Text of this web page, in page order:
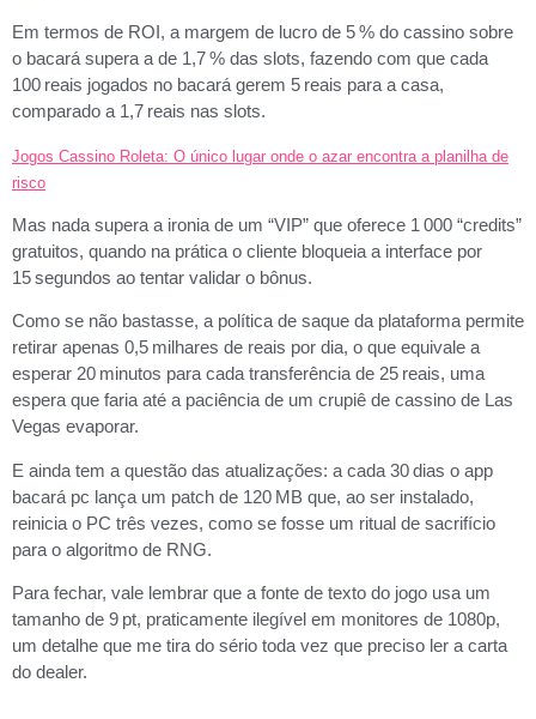
Em termos de ROI, a margem de lucro de 5 % do cassino sobre
o bacará supera a de 1,7 % das slots, fazendo com que cada
100 reais jogados no bacará gerem 5 reais para a casa,
comparado a 1,7 reais nas slots.
Jogos Cassino Roleta: O único lugar onde o azar encontra a planilha de
risco
Mas nada supera a ironia de um “VIP” que oferece 1 000 “credits”
gratuitos, quando na prática o cliente bloqueia a interface por
15 segundos ao tentar validar o bônus.
Como se não bastasse, a política de saque da plataforma permite
retirar apenas 0,5 milhares de reais por dia, o que equivale a
esperar 20 minutos para cada transferência de 25 reais, uma
espera que faria até a paciência de um crupiê de cassino de Las
Vegas evaporar.
E ainda tem a questão das atualizações: a cada 30 dias o app
bacará pc lança um patch de 120 MB que, ao ser instalado,
reinicia o PC três vezes, como se fosse um ritual de sacrifício
para o algoritmo de RNG.
Para fechar, vale lembrar que a fonte de texto do jogo usa um
tamanho de 9 pt, praticamente ilegível em monitores de 1080p,
um detalhe que me tira do sério toda vez que preciso ler a carta
do dealer.